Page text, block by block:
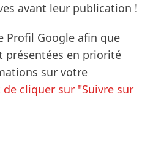
avant leur publication !
Profil Google afin que
présentées en priorité
sur votre
cliquer sur "Suivre sur